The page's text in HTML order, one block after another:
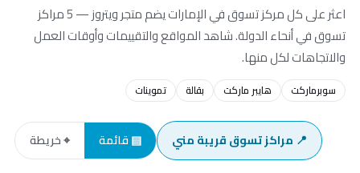
اعثر على كل مركز تسوق في الإمارات يضم متجر ويتروز — 5 مراكز
تسوق في أنحاء الدولة. شاهد المواقع والتقييمات وأوقات العمل
والاتجاهات لكل منها.
سوبرماركت هايبر ماركت بقالة تموينات
📍 مراكز تسوق قريبة مني ▤ قائمة ⌖ خريطة